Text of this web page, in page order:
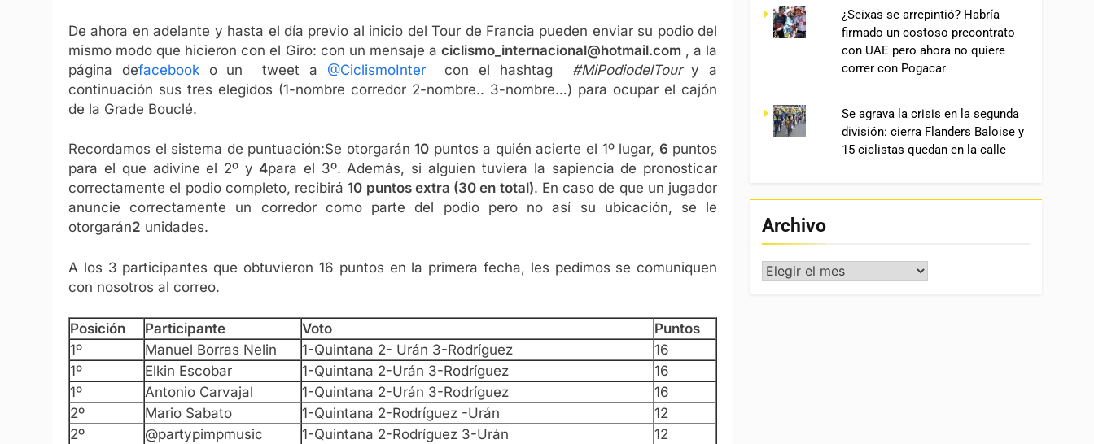
De ahora en adelante y hasta el día previo al inicio del Tour de Francia pueden enviar su podio del
mismo modo que hicieron con el Giro: con un mensaje a ciclismo_internacional@hotmail.com, a la
página defacebook o un tweet a @CiclismoIntercon el hashtag #MiPodiodelToury a
continuación sus tres elegidos (1-nombre corredor 2-nombre.. 3-nombre…) para ocupar el cajón
de la Grade Bouclé.
Recordamos el sistema de puntuación:Se otorgarán10 puntos a quién acierte el 1º lugar, 6 puntos
para el que adivine el 2º y 4para el 3º. Además, si alguien tuviera la sapiencia de pronosticar
correctamente el podio completo, recibirá10 puntos extra (30 en total). En caso de que un jugador
anuncie correctamente un corredor como parte del podio pero no así su ubicación, se le
otorgarán2 unidades.
A los 3 participantes que obtuvieron 16 puntos en la primera fecha, les pedimos se comuniquen
con nosotros al correo.
Posición Participante Voto
Puntos
1º
Manuel Borras Nelin 1-Quintana 2- Urán 3-Rodríguez
16
1º
Elkin Escobar 1-Quintana 2-Urán 3-Rodríguez
16
1º
Antonio Carvajal 1-Quintana 2-Urán 3-Rodríguez
16
2º
Mario Sabato 1-Quintana 2-Rodríguez -Urán
12
2º
@partypimpmusic 1-Quintana 2-Rodríguez 3-Urán
12
¿Seixas se arrepintió? Habría
firmado un costoso precontrato
con UAE pero ahora no quiere
correr con Pogacar
Se agrava la crisis en la segunda
división: cierra Flanders Baloise y
15 ciclistas quedan en la calle
Archivo
Archivo